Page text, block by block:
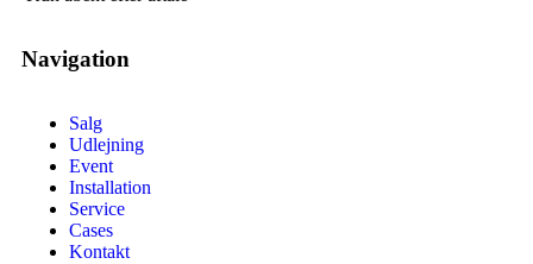
Navigation
Salg
Udlejning
Event
Installation
Service
Cases
Kontakt